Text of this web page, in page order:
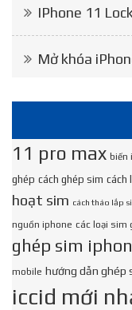
IPhone 11
Mở khóa
11 pro max biến
ghép cách ghép sim cách
hoạt sim cách tháo lắp
nguồn iphone các loại sim
ghép sim
mobile hướng dẫn ghép
iccid mới